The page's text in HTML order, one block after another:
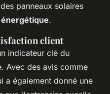
panneaux solaires
.
client
indicateur clé du
Avec des avis comme
a également donné une